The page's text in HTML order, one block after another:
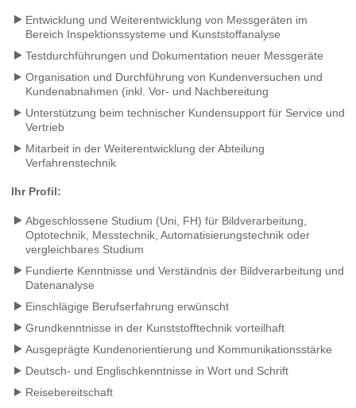
Entwicklung und Weiterentwicklung von Messgeräten im
Bereich Inspektionssysteme und Kunststoffanalyse
Testdurchführungen und Dokumentation neuer Messgeräte
Organisation und Durchführung von Kundenversuchen und
Kundenabnahmen (inkl. Vor- und Nachbereitung
Unterstützung beim technischer Kundensupport für Service und
Vertrieb
Mitarbeit in der Weiterentwicklung der Abteilung
Verfahrenstechnik
Ihr Profil:
Abgeschlossene Studium (Uni, FH) für Bildverarbeitung,
Optotechnik, Messtechnik, Automatisierungstechnik oder
vergleichbares Studium
Fundierte Kenntnisse und Verständnis der Bildverarbeitung und
Datenanalyse
Einschlägige Berufserfahrung erwünscht
Grundkenntnisse in der Kunststofftechnik vorteilhaft
Ausgeprägte Kundenorientierung und Kommunikationsstärke
Deutsch- und Englischkenntnisse in Wort und Schrift
Reisebereitschaft